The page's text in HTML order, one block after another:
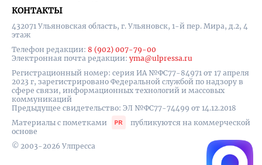
КОНТАКТЫ
432071 Ульяновская область, г. Ульяновск, 1-й пер. Мира, д.2, 4
этаж
Телефон редакции: 8 (902) 007-79-00
Электронная почта редакции: yma@ulpressa.ru
Регистрационный номер: серия ИА №ФС77-84971 от 17 апреля
2023 г, зарегистрировано Федеральной службой по надзору в
сфере связи, информационных технологий и массовых
коммуникаций
Предыдущее свидетельство: ЭЛ №ФС77-74499 от 14.12.2018
Материалы с пометками
публикуются на коммерческой
основе
© 2003-2026 Улпресса